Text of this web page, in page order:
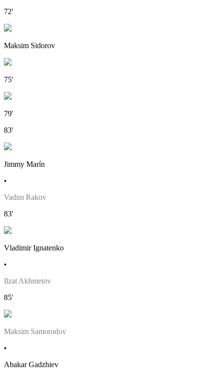
72'
Maksim Sidorov
75'
79'
83'
Jimmy Marín
•
Vadim Rakov
83'
Vladimir Ignatenko
•
Ilzat Akhmetov
85'
Maksim Samorodov
•
Abakar Gadzhiev